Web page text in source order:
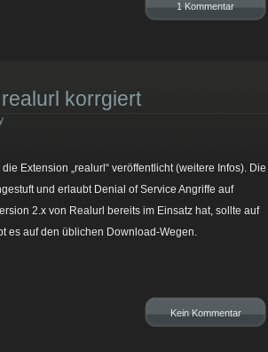
1 Kommentar
korrgiert
Extension „realurl“ veröffentlicht (weitere Infos). Die
und erlaubt Denial of Service Angriffe auf
2.x von Realurl bereits im Einsatz hat, sollte auf
es auf den üblichen Download-Wegen.
Kein Kommentar